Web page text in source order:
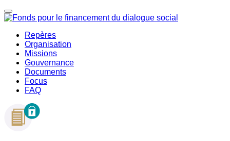
Repères
Organisation
Missions
Gouvernance
Documents
Focus
FAQ